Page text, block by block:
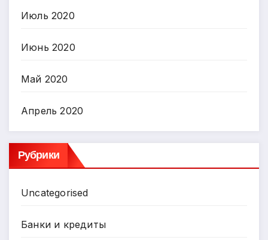
Июль 2020
Июнь 2020
Май 2020
Апрель 2020
Рубрики
Uncategorised
Банки и кредиты